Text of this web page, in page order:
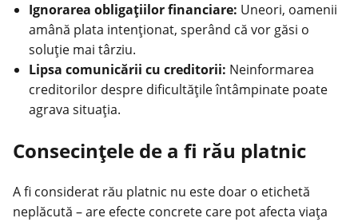
Ignorarea obligațiilor financiare: Uneori, oamenii
amână plata intenționat, sperând că vor găsi o
soluție mai târziu.
Lipsa comunicării cu creditorii: Neinformarea
creditorilor despre dificultățile întâmpinate poate
agrava situația.
Consecințele de a fi rău platnic
A fi considerat rău platnic nu este doar o etichetă
neplăcută – are efecte concrete care pot afecta viața